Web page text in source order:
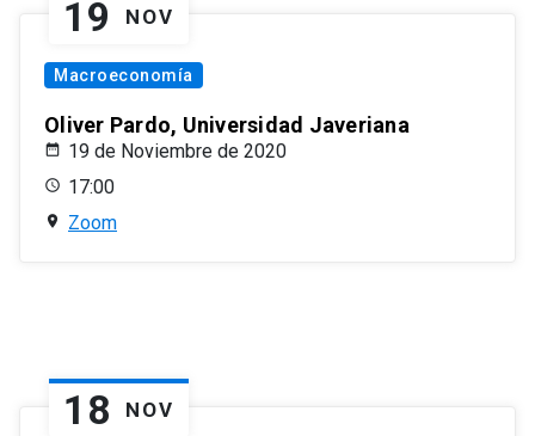
19 NOV
Macroeconomía
Oliver Pardo, Universidad Javeriana
19 de Noviembre de 2020
17:00
Zoom
18 NOV